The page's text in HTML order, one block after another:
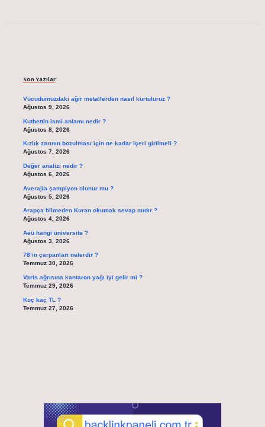
Son Yazılar
Vücudumuzdaki ağır metallerden nasıl kurtuluruz ?
Ağustos 9, 2026
Kutbettin ismi anlamı nedir ?
Ağustos 8, 2026
Kızlık zarının bozulması için ne kadar içeri girilmeli ?
Ağustos 7, 2026
Değer analizi nedir ?
Ağustos 6, 2026
Averajla şampiyon olunur mu ?
Ağustos 5, 2026
Arapça bilmeden Kuran okumak sevap mıdır ?
Ağustos 4, 2026
Aeü hangi üniversite ?
Ağustos 3, 2026
78’in çarpanları nelerdir ?
Temmuz 30, 2026
Varis ağrısına kantaron yağı iyi gelir mi ?
Temmuz 29, 2026
Koç kaç TL ?
Temmuz 27, 2026